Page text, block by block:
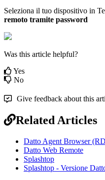
Seleziona il tuo dispositivo in
remoto tramite password
Was this article helpful?
Yes
No
Give feedback about this
Related Articles
Datto Agent Browser
Datto Web Remote
Splashtop
Splashtop - Versione